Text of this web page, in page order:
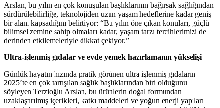
Arslan, bu yılın en çok konuşulan başlıklarının bağırsak sağlığından
sürdürülebilirliğe, teknolojiden uzun yaşam hedeflerine kadar geniş
bir alanı kapsadığını belirtiyor: “Bu yılın öne çıkan konuları, güçlü
bilimsel zemine sahip olmaları kadar, yaşam tarzı tercihlerimizi de
derinden etkilemeleriyle dikkat çekiyor.”
Ultra-işlenmiş gıdalar ve evde yemek hazırlamanın yükselişi
Günlük hayatın hızında pratik görünen ultra işlenmiş gıdaların
2025’te en çok tartışılan sağlık başlıklarından biri olduğunu
söyleyen Terzioğlu Arslan, bu ürünlerin doğal formundan
uzaklaştırılmış içerikleri, katkı maddeleri ve yoğun enerji yapıları